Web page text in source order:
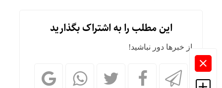
این مطلب را به اشتراک بگذارید
از خبرها دور نباشید!